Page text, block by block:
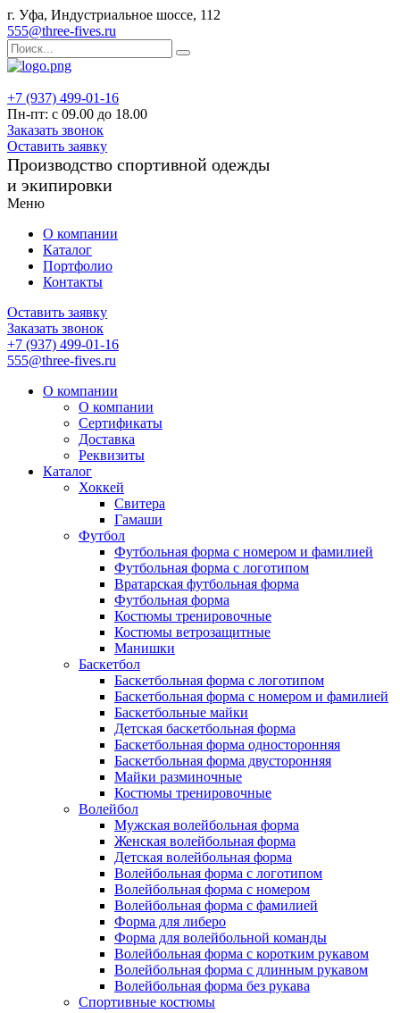
г. Уфа, Индустриальное шоссе, 112
555@three-fives.ru
+7 (937) 499-01-16
Пн-пт: с 09.00 до 18.00
Заказать звонок
Оставить заявку
Производство спортивной одежды
и экипировки
Меню
О компании
Каталог
Портфолио
Контакты
Оставить заявку
Заказать звонок
+7 (937) 499-01-16
555@three-fives.ru
О компании
О компании
Сертификаты
Доставка
Реквизиты
Каталог
Хоккей
Свитера
Гамаши
Футбол
Футбольная форма с номером и фамилией
Футбольная форма с логотипом
Вратарская футбольная форма
Футбольная форма
Костюмы тренировочные
Костюмы ветрозащитные
Манишки
Баскетбол
Баскетбольная форма с логотипом
Баскетбольная форма с номером и фамилией
Баскетбольные майки
Детская баскетбольная форма
Баскетбольная форма односторонняя
Баскетбольная форма двусторонняя
Майки разминочные
Костюмы тренировочные
Волейбол
Мужская волейбольная форма
Женская волейбольная форма
Детская волейбольная форма
Волейбольная форма с логотипом
Волейбольная форма с номером
Волейбольная форма с фамилией
Форма для либеро
Форма для волейбольной команды
Волейбольная форма с коротким рукавом
Волейбольная форма с длинным рукавом
Волейбольная форма без рукава
Спортивные костюмы